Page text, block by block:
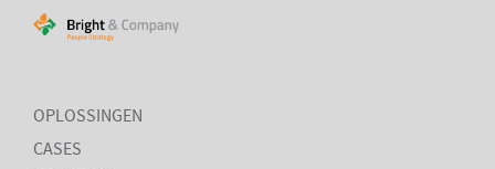
OPLOSSINGEN
CASES